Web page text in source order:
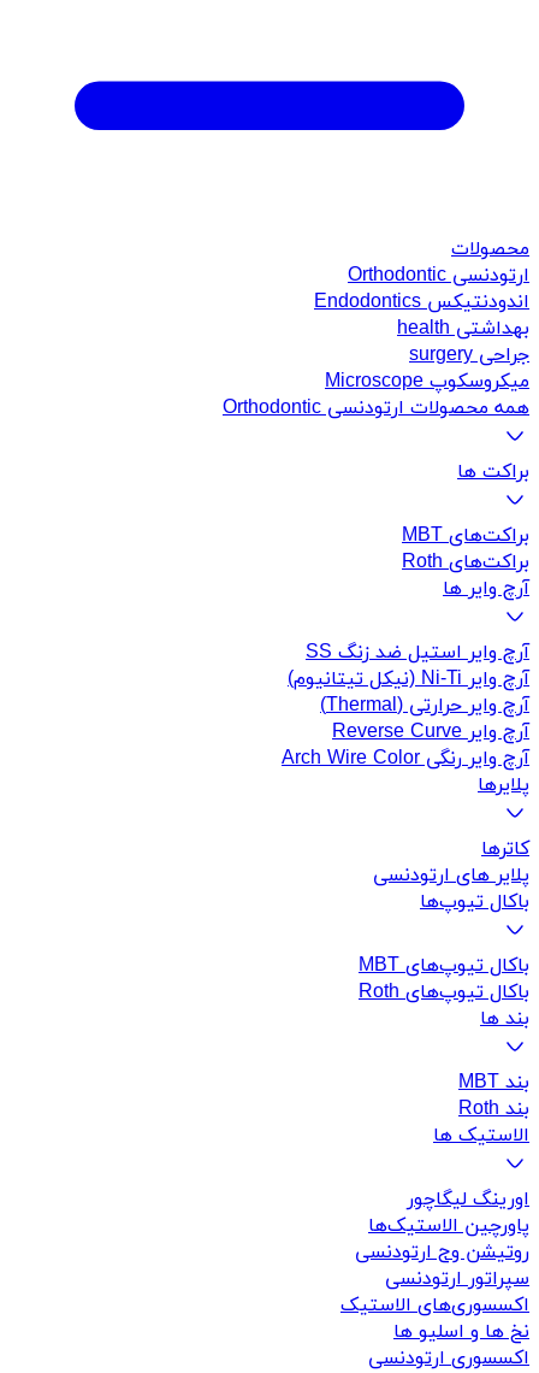
محصولات
ارتودنسی Orthodontic
اندودنتیکس Endodontics
بهداشتی health
جراحی surgery
میکروسکوپ Microscope
همه محصولات ارتودنسی Orthodontic
براکت ها
براکت‌های MBT
براکت‌های Roth
آرچ وایر ها
آرچ وایر استیل ضد زنگ SS
آرچ وایر Ni-Ti (نیکل تیتانیوم)
آرچ وایر حرارتی (Thermal)
آرچ وایر Reverse Curve
آرچ وایر رنگی Arch Wire Color
پلایرها
کاتر‌ها
پلایر های ارتودنسی
باکال تیوپ‌ها
باکال تیوپ‌های MBT
باکال تیوپ‌های Roth
بند ها
بند MBT
بند Roth
الاستیک ها
اورینگ لیگاچور
پاورچین الاستیک‌ها
روتیشن وج ارتودنسی
سپراتور ارتودنسی
اکسسوری‌های الاستیک
نخ ها و اسلیو ها
اکسسوری ارتودنسی